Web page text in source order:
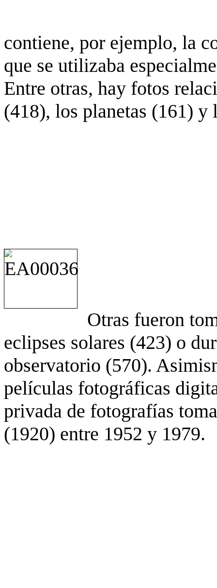
contiene, por ejemplo, la
que se utilizaba
Entre otras, hay fotos
(418), los planetas (161) y
Otras fueron
eclipses solares (423) o
observatorio (570).
películas fotográficas
privada de fotografías
(1920) entre 1952 y 1979.